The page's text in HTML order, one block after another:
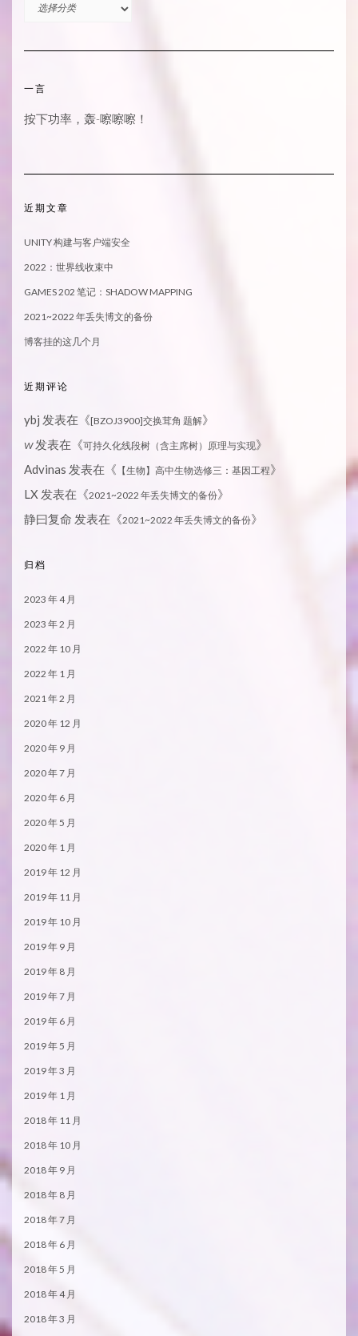
一言
按下功率，轰-嚓嚓嚓！
近期文章
UNITY 构建与客户端安全
2022：世界线收束中
GAMES 202 笔记：SHADOW MAPPING
2021~2022 年丢失博文的备份
博客挂的这几个月
近期评论
ybj 发表在《[BZOJ3900]交换茸角 题解》
W发表在《可持久化线段树（含主席树）原理与实现》
Advinas 发表在《 【生物】高中生物选修三：基因工程》
LX 发表在《2021~2022 年丢失博文的备份》
静曰复命 发表在《2021~2022 年丢失博文的备份》
归档
2023 年 4 月
2023 年 2 月
2022 年 10 月
2022 年 1 月
2021 年 2 月
2020 年 12 月
2020 年 9 月
2020 年 7 月
2020 年 6 月
2020 年 5 月
2020 年 1 月
2019 年 12 月
2019 年 11 月
2019 年 10 月
2019 年 9 月
2019 年 8 月
2019 年 7 月
2019 年 6 月
2019 年 5 月
2019 年 3 月
2019 年 1 月
2018 年 11 月
2018 年 10 月
2018 年 9 月
2018 年 8 月
2018 年 7 月
2018 年 6 月
2018 年 5 月
2018 年 4 月
2018 年 3 月